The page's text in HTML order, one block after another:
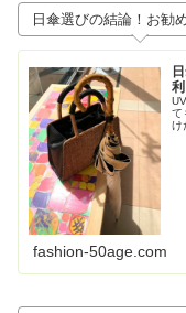
日傘選びの結論！お勧
利
て
け
fashion-50age.com